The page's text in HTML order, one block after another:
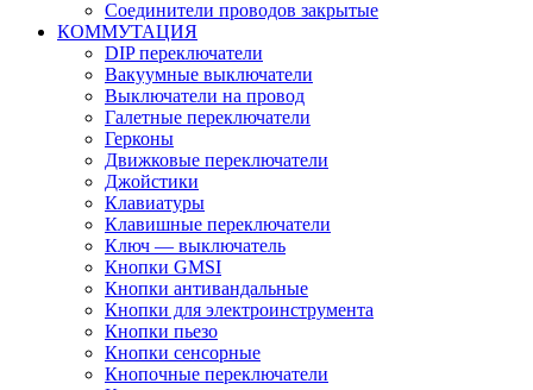
Соединители проводов закрытые
КОММУТАЦИЯ
DIP переключатели
Вакуумные выключатели
Выключатели на провод
Галетные переключатели
Герконы
Движковые переключатели
Джойстики
Клавиатуры
Клавишные переключатели
Ключ — выключатель
Кнопки GMSI
Кнопки антивандальные
Кнопки для электроинструмента
Кнопки пьезо
Кнопки сенсорные
Кнопочные переключатели